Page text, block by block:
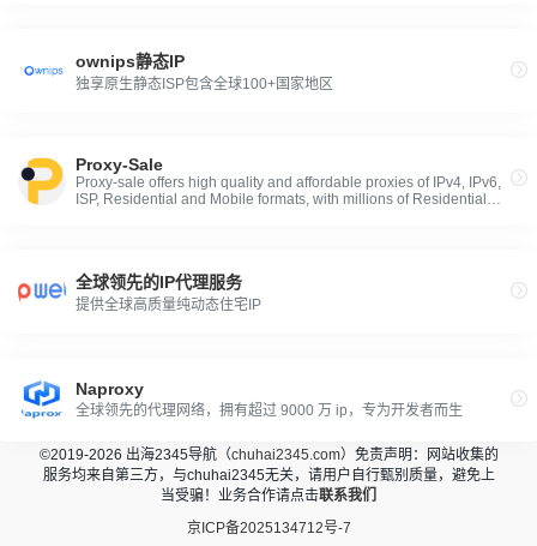
ownips静态IP
独享原生静态ISP包含全球100+国家地区
Proxy-Sale
Proxy-sale offers high quality and affordable proxies of IPv4, IPv6,
ISP, Residential and Mobile formats, with millions of Residential
全球领先的IP代理服务
提供全球高质量纯动态住宅IP
Naproxy
全球领先的代理网络，拥有超过 9000 万 ip，专为开发者而生
©2019-2026 出海2345导航（chuhai2345.com）免责声明：网站收集的
服务均来自第三方，与chuhai2345无关，请用户自行甄别质量，避免上
当受骗！业务合作请点击联系我们
京ICP备2025134712号-7